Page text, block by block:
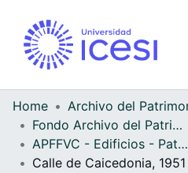
Home
Fondo Archivo del Patrimonio Fotográfico y Fílmico del Valle del Cauca
APFFVC - Edificios - Patrimonial
Calle de Caicedonia, 1951